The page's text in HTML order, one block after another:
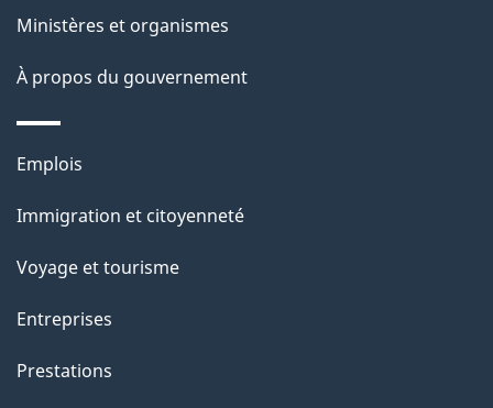
p
a
Ministères et organismes
À propos du gouvernement
Thèmes
sujets
Emplois
Immigration et citoyenneté
Voyage et tourisme
Entreprises
Prestations